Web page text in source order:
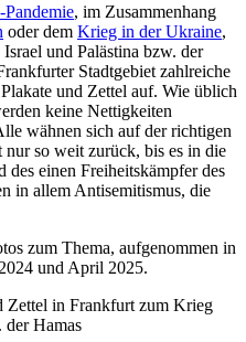
, im Zusammenhang
oder dem Krieg in der Ukraine,
und Palästina bzw. der
Stadtgebiet zahlreiche
und Zettel auf. Wie üblich
keine Nettigkeiten
wähnen sich auf der richtigen
nur so weit zurück, bis es in die
des einen Freiheitskämpfer des
in allem Antisemitismus, die
zum Thema, aufgenommen in
und April 2025.